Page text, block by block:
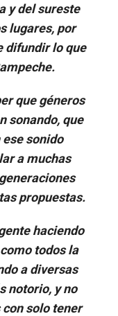
y del sureste
lugares, por
difundir lo que
que géneros
sonando, que
sonido
a muchas
propuestas.
haciendo
todos la
a diversas
notorio, y no
solo tener